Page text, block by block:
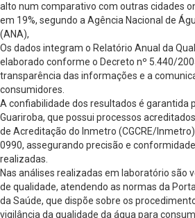
alto num comparativo com outras cidades
em 19%, segundo a Agência Nacional de
(ANA),
Os dados integram o Relatório Anual da
elaborado conforme o Decreto nº 5.440/
transparência das informações e a
consumidores.
A confiabilidade dos resultados é garantida
Guariroba, que possui processos
de Acreditação do Inmetro (CGCRE/
0990, assegurando precisão e
realizadas.
Nas análises realizadas em laboratório são
de qualidade, atendendo as normas da
da Saúde, que dispõe sobre os
vigilância da qualidade da água para